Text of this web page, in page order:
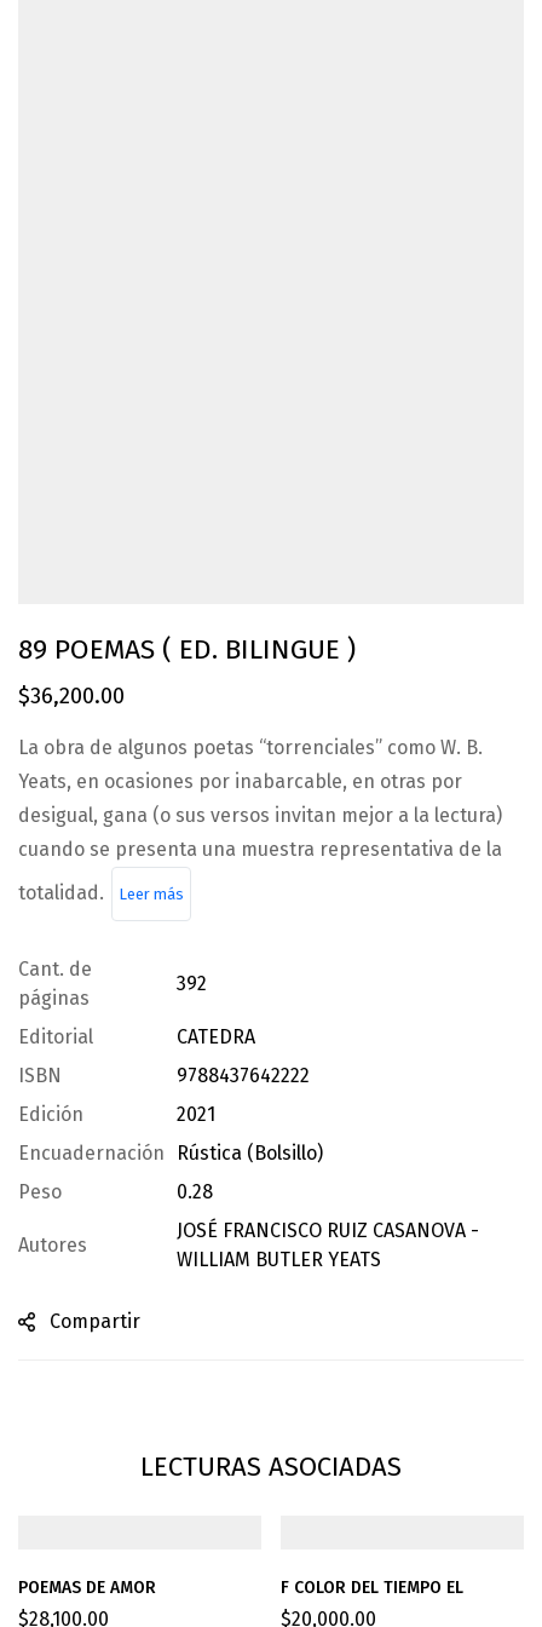
89 POEMAS ( ED. BILINGUE )
$36,200.00
La obra de algunos poetas “torrenciales” como W. B.
Yeats, en ocasiones por inabarcable, en otras por
desigual, gana (o sus versos invitan mejor a la lectura)
cuando se presenta una muestra representativa de la
totalidad.
Leer más
Cant. de
páginas
392
Editorial
CATEDRA
ISBN
9788437642222
Edición
2021
Encuadernación
Rústica (Bolsillo)
Peso
0.28
Autores
JOSÉ FRANCISCO RUIZ CASANOVA -
WILLIAM BUTLER YEATS
Compartir
LECTURAS ASOCIADAS
POEMAS DE AMOR
$28,100.00
F COLOR DEL TIEMPO EL
$20,000.00